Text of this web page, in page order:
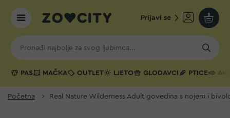
Prijavi se
Moja
PAS MAČKA OUTLET LJETO GLODAVCI PTICE
Početna Real Nature Wilderness Adult govedina s nojem i